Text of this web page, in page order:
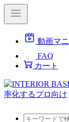
動画マ
FAQ
カート